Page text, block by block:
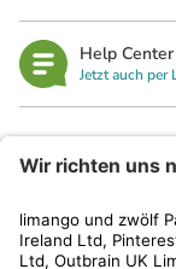
Help Center
Jetzt auch per
Kundenservice